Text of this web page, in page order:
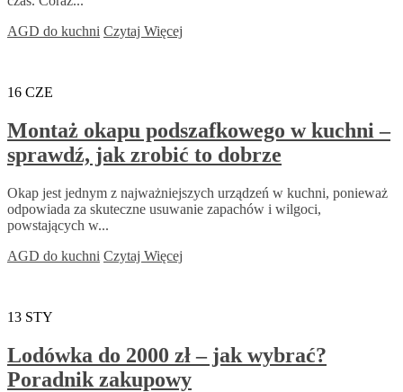
AGD do kuchni Czytaj Więcej
16 CZE
Montaż okapu podszafkowego w kuchni –
sprawdź, jak zrobić to dobrze
Okap jest jednym z najważniejszych urządzeń w kuchni, ponieważ
odpowiada za skuteczne usuwanie zapachów i wilgoci,
powstających w...
AGD do kuchni Czytaj Więcej
13 STY
Lodówka do 2000 zł – jak wybrać?
Poradnik zakupowy